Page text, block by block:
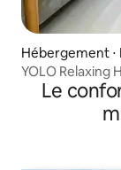
Hébergement ⋅
YOLO Relaxing
Le